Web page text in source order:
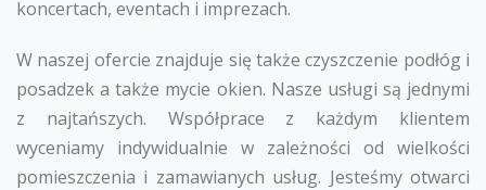
koncertach, eventach i imprezach.
W naszej ofercie znajduje się także czyszczenie podłóg i
posadzek a także mycie okien. Nasze usługi są jednymi
z najtańszych. Współprace z każdym klientem
wyceniamy indywidualnie w zależności od wielkości
pomieszczenia i zamawianych usług. Jesteśmy otwarci